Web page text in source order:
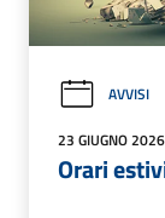
AVVISI
23 GIUGNO 2026
Orari